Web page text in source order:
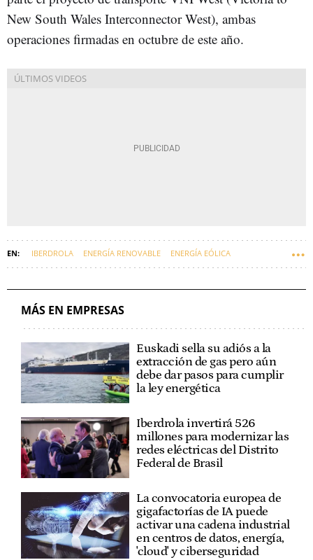
New South Wales Interconnector West), ambas
operaciones firmadas en octubre de este año.
IBERDROLA ENERGÍA RENOVABLE ENERGÍA EÓLICA
MÁS EN EMPRESAS
Euskadi sella su adiós a la
extracción de gas pero aún
debe dar pasos para cumplir
la ley energética
Iberdrola invertirá 526
millones para modernizar las
redes eléctricas del Distrito
Federal de Brasil
La convocatoria europea de
gigafactorías de IA puede
activar una cadena industrial
en centros de datos, energía,
'cloud' y ciberseguridad